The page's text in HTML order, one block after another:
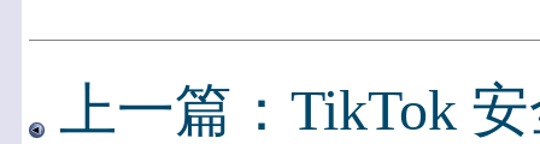
上一篇：TikTok